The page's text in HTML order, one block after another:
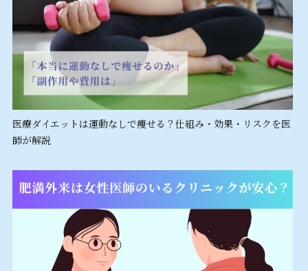
医療ダイエットは運動なしで痩せる？仕組み・効果・リスクを医
師が解説